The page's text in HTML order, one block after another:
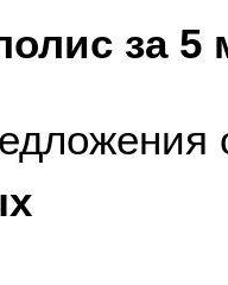
за 5